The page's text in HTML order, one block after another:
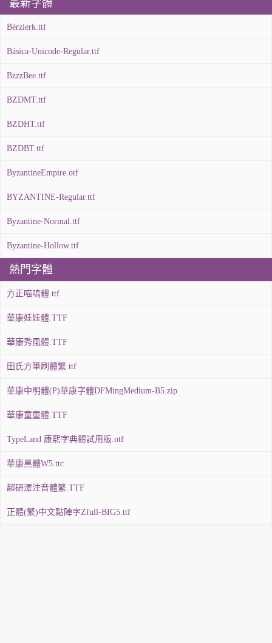
最新字體
Bérzierk.ttf
Básica-Unicode-Regular.ttf
BzzzBee.ttf
BZDMT.ttf
BZDHT.ttf
BZDBT.ttf
ByzantineEmpire.otf
BYZANTINE-Regular.ttf
Byzantine-Normal.ttf
Byzantine-Hollow.ttf
熱門字體
方正喵嗚體.ttf
華康娃娃體.TTF
華康秀風體.TTF
田氏方筆刷體繁.ttf
華康中明體(P)華康字體DFMingMedium-B5.zip
華康童童體.TTF
TypeLand 康熙字典體試用版.otf
華康黑體W5.ttc
超研澤注音體繁.TTF
正體(繁)中文點陣字Zfull-BIG5.ttf